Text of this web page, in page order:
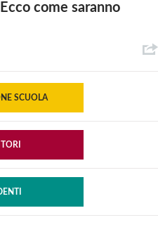
come saranno
SCUOLA